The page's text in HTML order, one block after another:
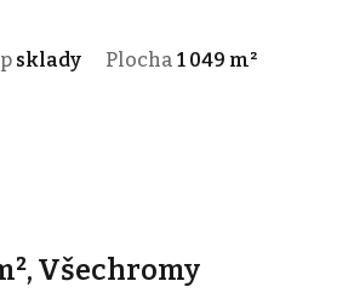
sklady Plocha 1 049 m²
Všechromy